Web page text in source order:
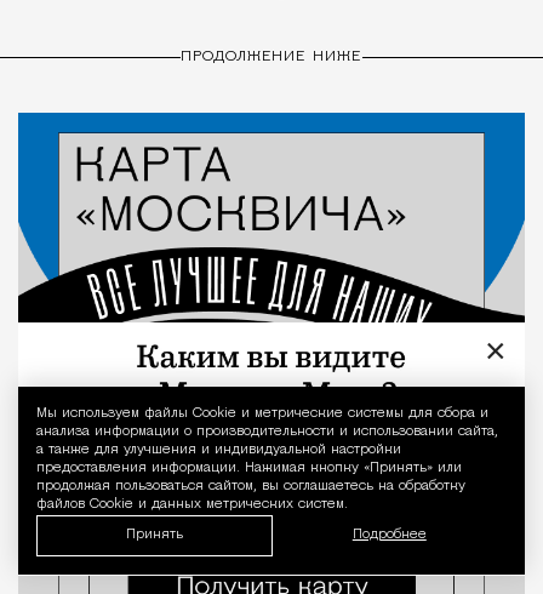
Уведомление
Мы используем файлы Сookie и метрические системы для сбора и
анализа информации о производительности и использовании сайта,
а также для улучшения и индивидуальной настройки
предоставления информации. Нажимая кнопку «Принять» или
продолжая пользоваться сайтом, вы соглашаетесь на обработку
файлов Cookie и данных метрических систем.
Принять Подробнее
ПРОДОЛЖЕНИЕ НИЖЕ
×